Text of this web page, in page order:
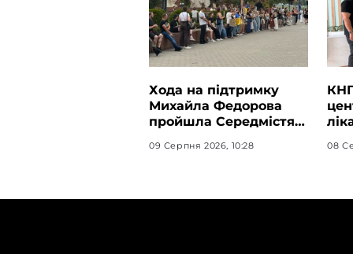
Хода на підтримку
Михайла Федорова
пройшла Середмістям
09 Серпня 2026, 10:28 08